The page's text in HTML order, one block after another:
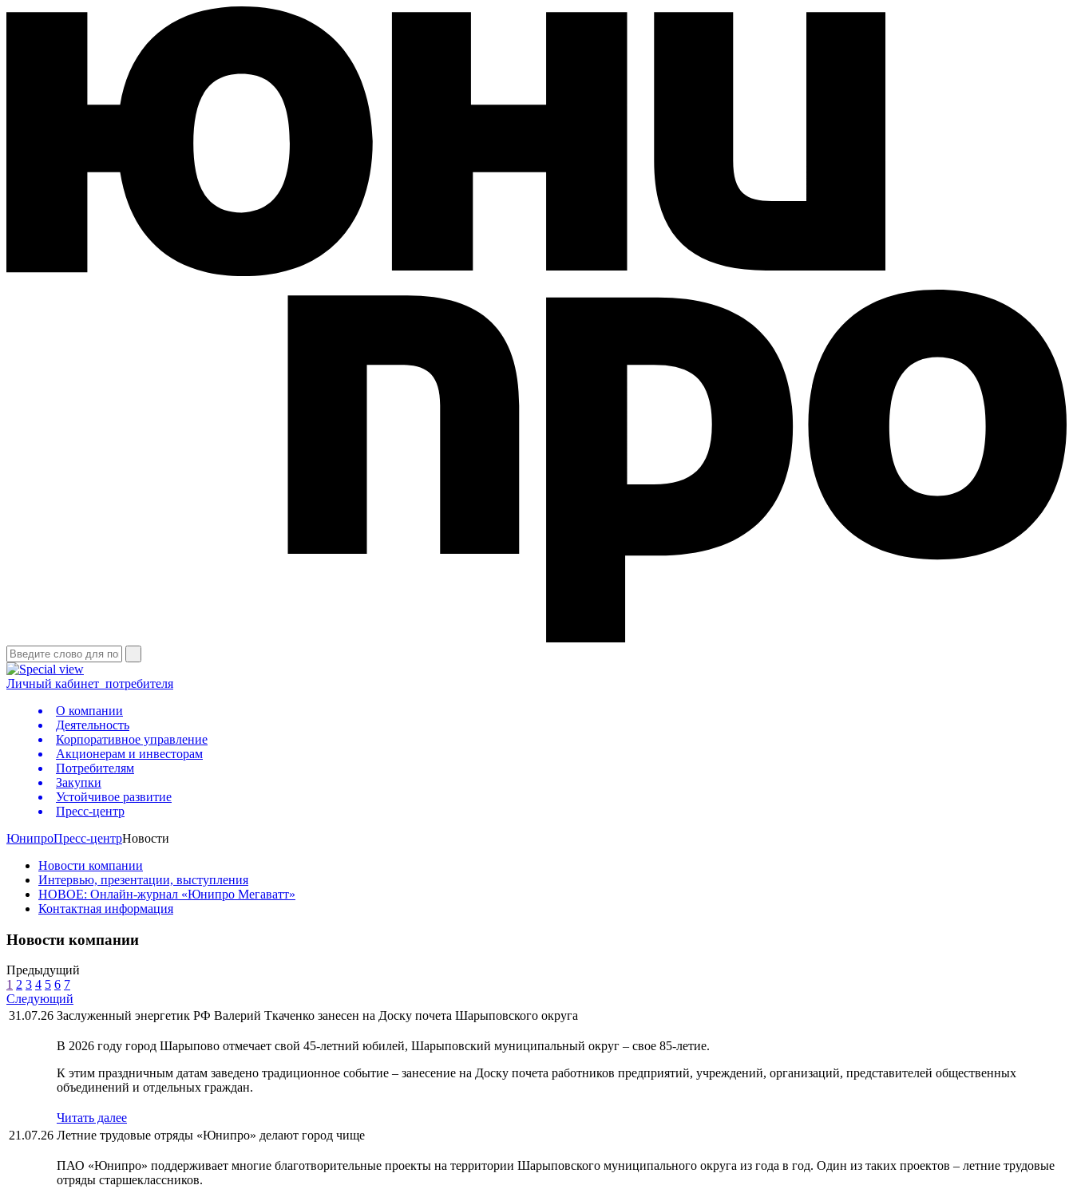
Личный кабинет потребителя
О компании
Деятельность
Корпоративное управление
Акционерам и инвесторам
Потребителям
Закупки
Устойчивое развитие
Пресс-центр
ЮнипроПресс-центрНовости
Новости компании
Интервью, презентации, выступления
НОВОЕ: Онлайн-журнал «Юнипро Мегаватт»
Контактная информация
Новости компании
Предыдущий
1 2 3 4 5 6 7
Следующий
31.07.26 Заслуженный энергетик РФ Валерий Ткаченко занесен на Доску почета Шарыповского округа
В 2026 году город Шарыпово отмечает свой 45-летний юбилей, Шарыповский муниципальный округ – свое 85-летие.
К этим праздничным датам заведено традиционное событие – занесение на Доску почета работников предприятий, учреждений, организаций, представителей общественных
объединений и отдельных граждан.
Читать далее
21.07.26 Летние трудовые отряды «Юнипро» делают город чище
ПАО «Юнипро» поддерживает многие благотворительные проекты на территории Шарыповского муниципального округа из года в год. Один из таких проектов – летние трудовые
отряды старшеклассников.